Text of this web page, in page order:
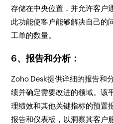
存储在中央位置，并允许客户
此功能使客户能够解决自己的
工单的数量。
6、报告和分析：
Zoho Desk提供详细的报告和
绩并确定需要改进的领域。该
理绩效和其他关键指标的预置
报告和仪表板，以洞察其客户